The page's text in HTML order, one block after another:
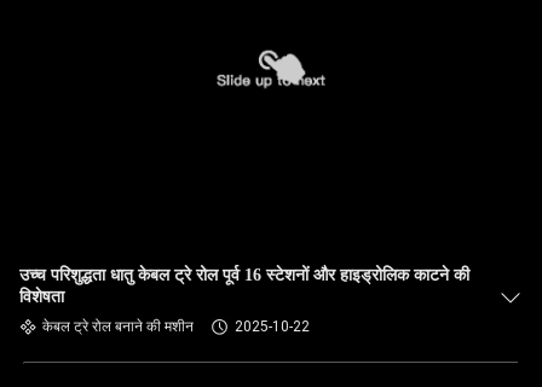
उच्च परिशुद्धता धातु केबल ट्रे रोल पूर्व 16 स्टेशनों और हाइड्रोलिक काटने की
विशेषता
केबल ट्रे रोल बनाने की मशीन 2025-10-22